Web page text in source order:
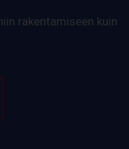
rakentamiseen kuin